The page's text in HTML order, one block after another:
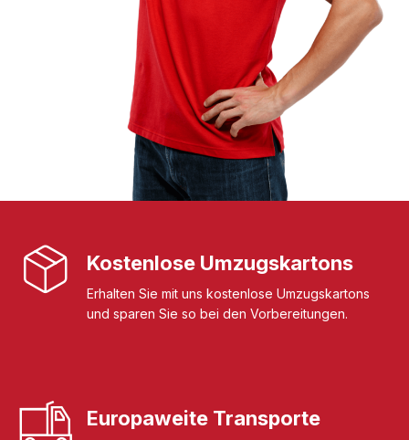
Kostenlose Umzugskartons
Erhalten Sie mit uns kostenlose Umzugskartons
und sparen Sie so bei den Vorbereitungen.
Europaweite Transporte